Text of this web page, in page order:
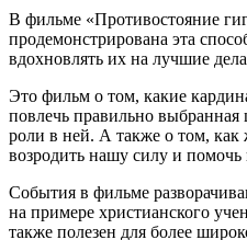
В фильме «Противостояние
продемонстрирована эта
вдохновлять их на лучшие
Это фильм о том, какие
повлечь правильно
роли в ней. А также о том,
возродить нашу силу и
События в фильме
на примере христианского
также полезен для более